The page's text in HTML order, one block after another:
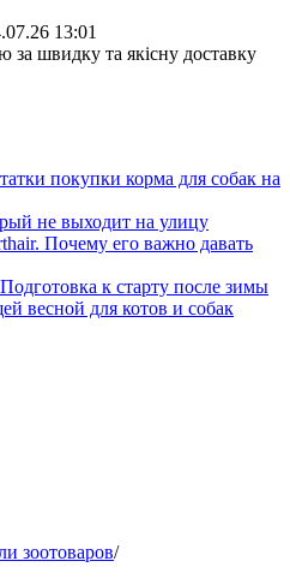
13:01
швидку та якісну доставку
покупки корма для собак на
не выходит на улицу
Почему его важно давать
к старту после зимы
весной для котов и собак
зоотоваров/